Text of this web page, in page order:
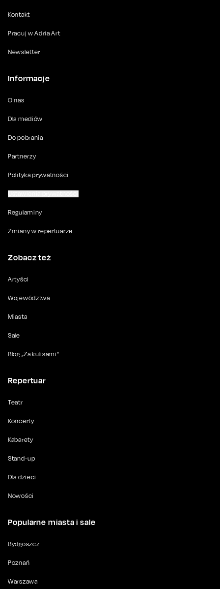
Kontakt
Pracuj w Adria Art
Newsletter
Informacje
O nas
Dla mediów
Do pobrania
Partnerzy
Polityka prywatności
Regulaminy
Zmiany w repertuarze
Zobacz też
Artyści
Województwa
Miasta
Sale
Blog „Za kulisami”
Repertuar
Teatr
Koncerty
Kabarety
Stand-up
Dla dzieci
Nowości
Popularne miasta i sale
Bydgoszcz
Poznań
Warszawa